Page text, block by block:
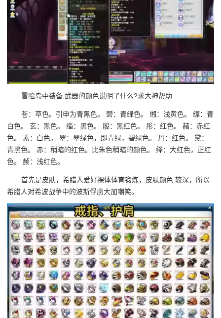
冒险岛中装备,武器的颜色说明了什么?求大神帮助
苍：草色。引申为青黑色。 碧：青绿色。 缃：浅黄色。 缥：青
白色。 玄：黑色。 缁：黑色。 殷：黑红色。 彤：红色。 赭：赤红
色。 素：白色。 翠：翠绿色，即青绿，碧绿色。 丹：红色。 黛：
青黑色。 赤：稍暗的红色。比朱色稍暗的颜色。 绛：大红色，正红
色。 赪：浅红色。
首先是皮肤，希腊人爱好裸体体育锻炼，皮肤颜色 较深，所以
希腊人对希波战争中的波斯俘虏大加嘲笑。